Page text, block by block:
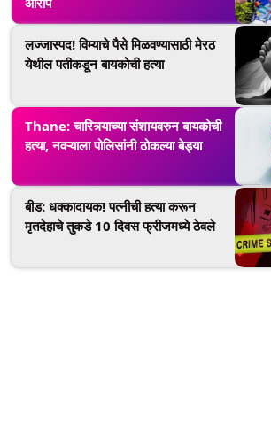
लज्जास्पद! विम्याचे पैसे मिळवण्यासाठी मेरठ
येथील पतीकडून बायकोची हत्या
Thane: चारित्र्याच्या संशायवरुन बायकोची
हत्या, नवऱ्याला पोलिसांनी ठोकल्या बेड्या
बीड: धक्कादायक! पत्नीची हत्या करून
मृतदेहाचे तुकडे 10 दिवस फ्रीजमध्ये ठेवले